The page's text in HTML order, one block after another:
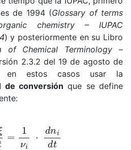
de 1994 (Glossary of terms
chemistry – IUPAC
) y posteriormente en su Libro
of Chemical Terminology–
2.3.2 del 19 de agosto de
en estos casos usar la
de conversión que se define
ν nidt